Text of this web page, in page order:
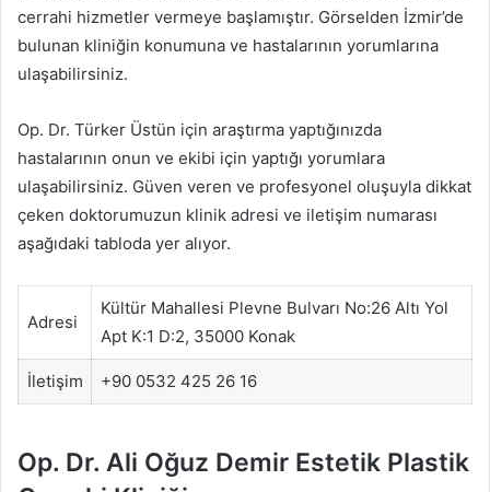
cerrahi hizmetler vermeye başlamıştır. Görselden İzmir’de
bulunan kliniğin konumuna ve hastalarının yorumlarına
ulaşabilirsiniz.
Op. Dr. Türker Üstün için araştırma yaptığınızda
hastalarının onun ve ekibi için yaptığı yorumlara
ulaşabilirsiniz. Güven veren ve profesyonel oluşuyla dikkat
çeken doktorumuzun klinik adresi ve iletişim numarası
aşağıdaki tabloda yer alıyor.
Adresi
Kültür Mahallesi Plevne Bulvarı No:26 Altı Yol
Apt K:1 D:2, 35000 Konak
İletişim +90 0532 425 26 16
Op. Dr. Ali Oğuz Demir Estetik Plastik